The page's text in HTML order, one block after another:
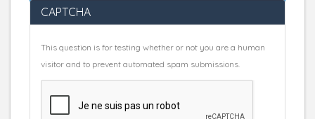
CAPTCHA
This question is for testing whether or not you are a human
visitor and to prevent automated spam submissions.